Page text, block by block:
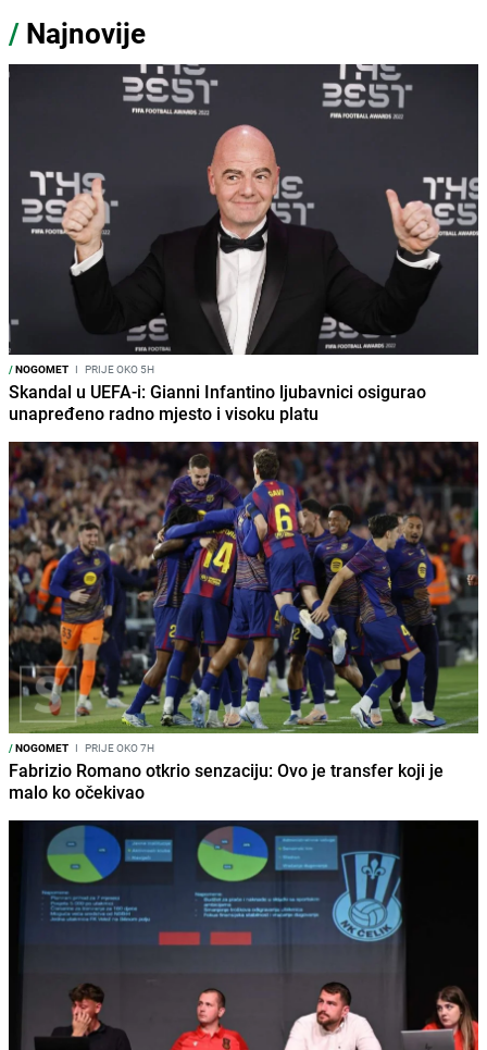
/ Najnovije
/NOGOMET I PRIJE OKO 5H
Skandal u UEFA-i: Gianni Infantino ljubavnici osigurao
unapređeno radno mjesto i visoku platu
/NOGOMET I PRIJE OKO 7H
Fabrizio Romano otkrio senzaciju: Ovo je transfer koji je
malo ko očekivao